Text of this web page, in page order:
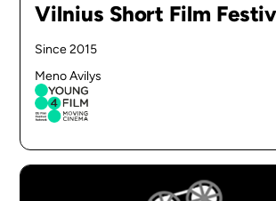
Vilnius Short Film
Since 2015
Meno Avilys